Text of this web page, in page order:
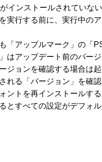
ンストールされていな
行する前に、実行中のア
アップルマーク」の「
ップデート前のバージ
を確認する場合は起
バージョン」を確認
トを再インストールする
すべての設定がデフォル